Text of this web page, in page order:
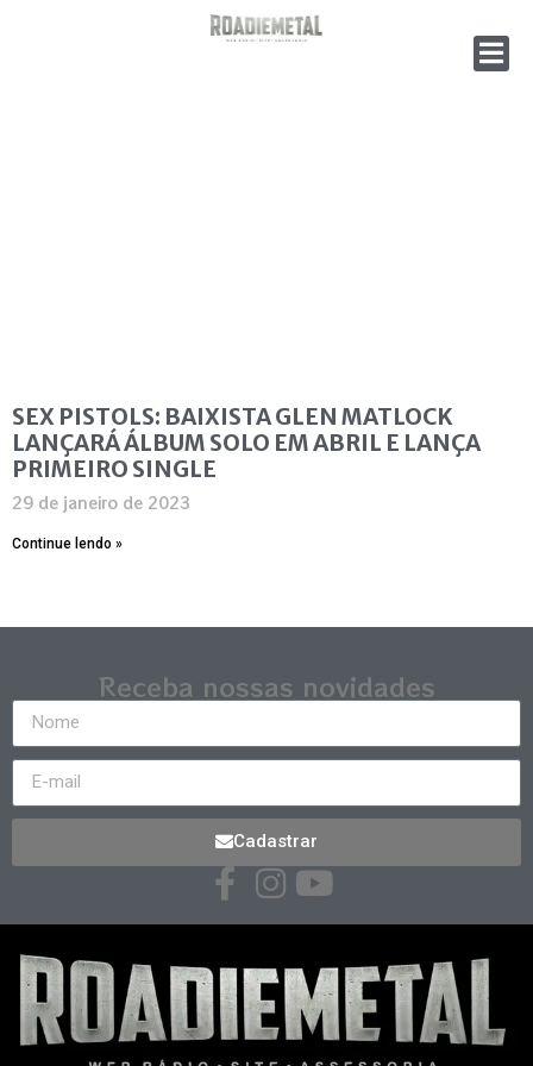
SEX PISTOLS: BAIXISTA GLEN MATLOCK
LANÇARÁ ÁLBUM SOLO EM ABRIL E LANÇA
PRIMEIRO SINGLE
29 de janeiro de 2023
Continue lendo »
Receba nossas novidades
Cadastrar